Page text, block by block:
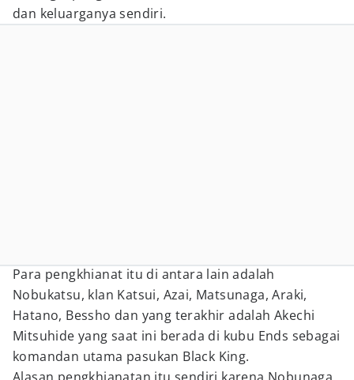
dan keluarganya sendiri.
Para pengkhianat itu di antara lain adalah
Nobukatsu, klan Katsui, Azai, Matsunaga, Araki,
Hatano, Bessho dan yang terakhir adalah Akechi
Mitsuhide yang saat ini berada di kubu Ends sebagai
komandan utama pasukan Black King.